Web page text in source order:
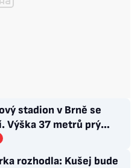
stadion v Brně se
Výška 37 metrů prý
na centrum
rozhodla: Kušej bude